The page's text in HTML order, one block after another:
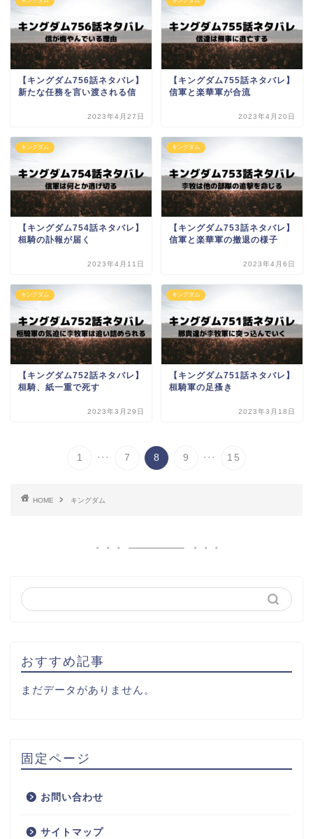
【キングダム756話ネタバレ】
新たな任務を言い渡される信
2023年4月27日
【キングダム755話ネタバレ】
信軍と楽華軍が合流
2023年4月20日
キングダム
【キングダム754話ネタバレ】
桓騎の訃報が届く
2023年4月11日
キングダム
【キングダム753話ネタバレ】
信軍と楽華軍の撤退の様子
2023年4月6日
キングダム
【キングダム752話ネタバレ】
桓騎、紙一重で死す
2023年3月29日
キングダム
【キングダム751話ネタバレ】
桓騎軍の足搔き
2023年3月18日
1 ... 7 8 9 ... 15
HOME キングダム
おすすめ記事
まだデータがありません。
固定ページ
お問い合わせ
サイトマップ